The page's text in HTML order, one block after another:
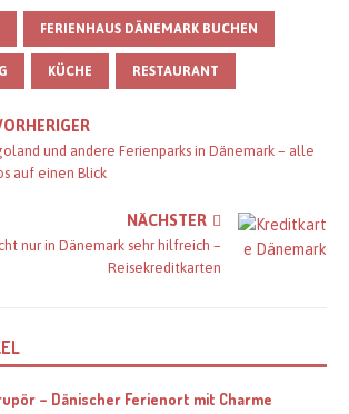
FERIENHAUS DÄNEMARK BUCHEN
KÜCHE RESTAURANT
und andere Ferienparks in Dänemark – alle
auf einen Blick
NÄCHSTER
nur in Dänemark sehr hilfreich –
Reisekreditkarten
– Dänischer Ferienort mit Charme